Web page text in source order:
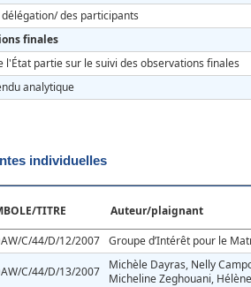
délégation/ des participants
finales
l'État partie sur le suivi des observations finales
analytique
individuelles
TITRE
Auteur/plaignant
C/44/D/12/2007 Groupe d’Intérêt pour le
C/44/D/13/2007
Michèle Dayras, Nelly
Micheline Zeghouani,